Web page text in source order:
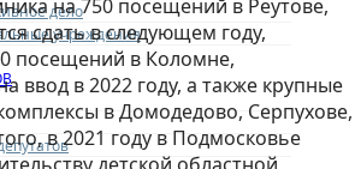
дело
учреждения
на 750 посещений в Реутове,
сдать в следующем году,
посещений в Коломне,
ввод в 2022 году, а также крупные
в Домодедово, Серпухове,
в 2021 году в Подмосковье